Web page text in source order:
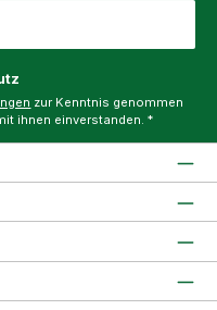
zur Kenntnis genommen
ihnen einverstanden. *